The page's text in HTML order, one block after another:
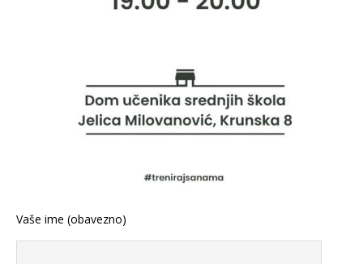
Vaše ime (obavezno)